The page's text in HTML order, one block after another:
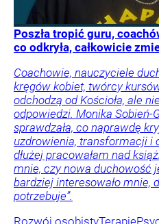
Poszła tropić guru,
co odkryła, całkowicie
Coachowie, nauczyciele
kręgów kobiet, twórcy
odchodzą od Kościoła, ale
odpowiedzi. Monika Sobień-
sprawdzała, co naprawdę
uzdrowienia, transformacji i
dłużej pracowałam nad
mnie, czy nowa duchowość
bardziej interesowało mnie,
potrzebuje”.
Rozwój osobistyTerapie